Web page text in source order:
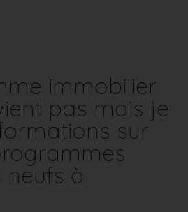
immobilier
pas mais je
sur
à